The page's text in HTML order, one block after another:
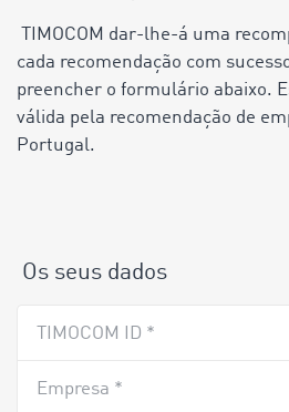
TIMOCOM dar-lhe-á uma
cada recomendação com
preencher o formulário abaixo.
válida pela recomendação de
Portugal.
Os seus dados
TIMOCOM ID *
Empresa *